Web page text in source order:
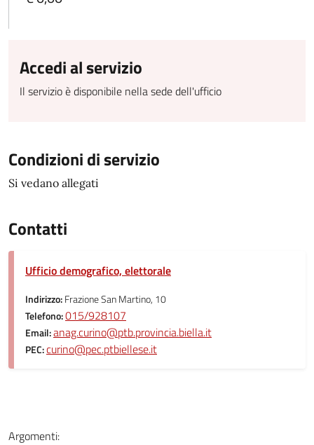
Accedi al servizio
Il servizio è disponibile nella sede dell'ufficio
Condizioni di servizio
Si vedano allegati
Contatti
Ufficio demografico, elettorale
Indirizzo:Frazione San Martino, 10
Telefono:015/928107
Email:anag.curino@ptb.provincia.biella.it
PEC:curino@pec.ptbiellese.it
Argomenti: